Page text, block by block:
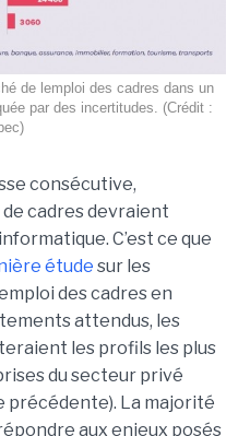
de lemploi des cadres dans un
par des incertitudes. (Crédit :
consécutive,
cadres devraient
C’est ce que
étude sur les
des cadres en
attendus, les
les profils les plus
du secteur privé
précédente). La majorité
aux enjeux posés